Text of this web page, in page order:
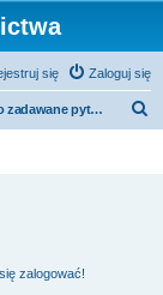
Zaloguj się
się
Często zadawane pytania
zalogować!